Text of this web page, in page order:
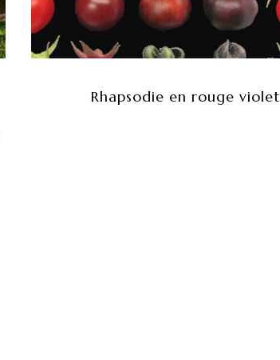
Rhapsodie en rouge violet